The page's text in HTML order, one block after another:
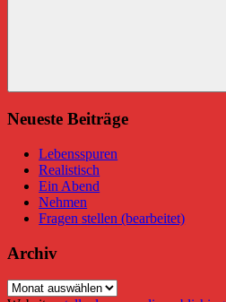
Suchen
Neueste Beiträge
Lebensspuren
Realistisch
Ein Abend
Nehmen
Fragen stellen (bearbeitet)
Archiv
Archiv